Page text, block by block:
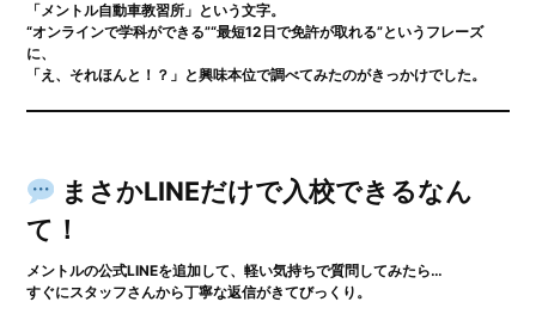
「メントル自動車教習所」という文字。
“オンラインで学科ができる”“最短12日で免許が取れる”というフレーズ
に、
「え、それほんと！？」と興味本位で調べてみたのがきっかけでした。
まさかLINEだけで入校できるなん
て！
メントルの公式LINEを追加して、軽い気持ちで質問してみたら…
すぐにスタッフさんから丁寧な返信がきてびっくり。